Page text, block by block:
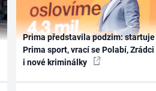
Prima představila podzim: startuje
Prima sport, vrací se Polabí, Zrádci
i nové kriminálky